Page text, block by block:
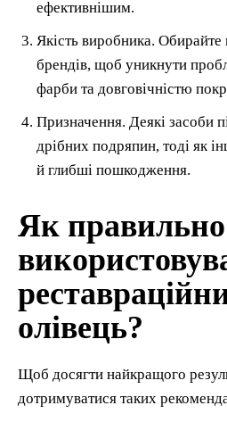
ефективнішим.
Якість виробника.
брендів, щоб уникнути
фарби та довговічністю
Призначення. Деякі засоби
дрібних подряпин, тоді як
й глибші пошкодження.
Як правильно
олівець?
Щоб досягти найкращого
дотримуватися таких